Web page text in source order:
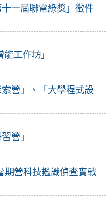
一屆聯電綠獎」徵件
工作坊」
營」、「大學程式設
營」
期營科技鑑識偵查實戰